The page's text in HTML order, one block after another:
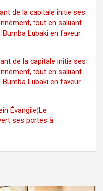
de la capitale initie ses
tout en saluant
Lubaki en faveur
de la capitale initie ses
tout en saluant
Lubaki en faveur
Évangile(Le
ses portes à